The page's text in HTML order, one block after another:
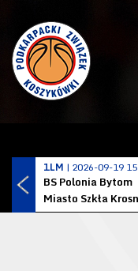
1LM | 2026-09-19
BS Polonia Bytom
Miasto Szkła